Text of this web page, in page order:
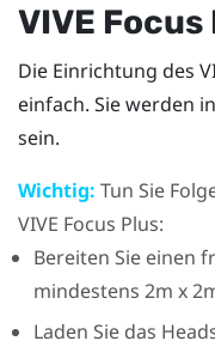
VIVE Focus
Die Einrichtung des
einfach. Sie werden
sein.
Wichtig: Tun Sie
VIVE Focus Plus:
Bereiten Sie einen
mindestens 2m x
Laden Sie das